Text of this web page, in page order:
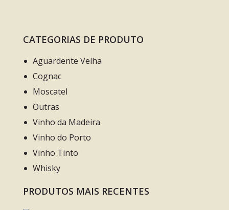
CATEGORIAS DE PRODUTO
Aguardente Velha
Cognac
Moscatel
Outras
Vinho da Madeira
Vinho do Porto
Vinho Tinto
Whisky
PRODUTOS MAIS RECENTES